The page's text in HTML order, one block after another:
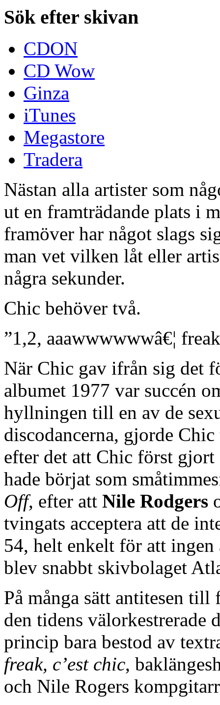
Sök efter skivan
CDON
CD Wow
Ginza
iTunes
Megastore
Tradera
Nästan alla artister som
ut en framträdande plats i
framöver har något slags
man vet vilken låt eller
några sekunder.
Chic behöver två.
”1,2, aaawwwwwwâ€¦
När Chic gav ifrån sig det
albumet 1977 var succén
hyllningen till en av de
discodancerna, gjorde
efter det att Chic först
hade börjat som
Off, efter att Nile Rodgers
tvingats acceptera att de
54, helt enkelt för att ingen
blev snabbt skivbolaget
På många sätt antitesen till
den tidens välorkestrerade
princip bara bestod av
freak, c’est chic,
och Nile Rogers